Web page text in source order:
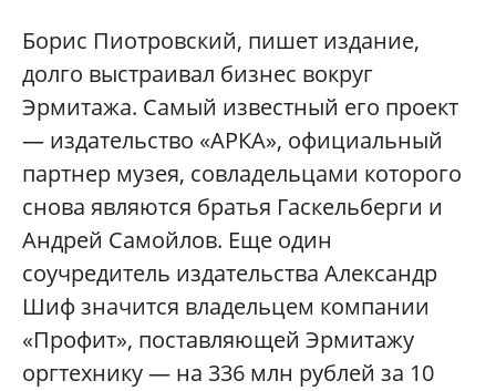
Борис Пиотровский, пишет издание,
долго выстраивал бизнес вокруг
Эрмитажа. Самый известный его проект
— издательство «АРКА», официальный
партнер музея, совладельцами которого
снова являются братья Гаскельберги и
Андрей Самойлов. Еще один
соучредитель издательства Александр
Шиф значится владельцем компании
«Профит», поставляющей Эрмитажу
оргтехнику — на 336 млн рублей за 10